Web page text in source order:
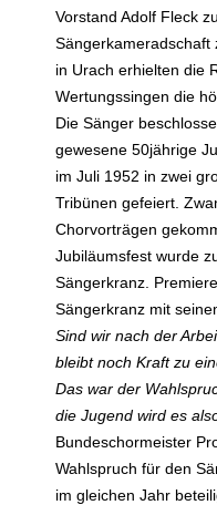
Vorstand Adolf Fleck
Sängerkameradschaft
in Urach erhielten die
Wertungssingen die
Die Sänger
gewesene 50jährige
im Juli 1952 in zwei
Tribünen gefeiert.
Chorvorträgen
Jubiläumsfest wurde
Sängerkranz.
Sängerkranz mit
Sind wir nach der
bleibt noch Kraft zu
Das war der
die Jugend wird es
Bundeschormeister
Wahlspruch für den
im gleichen Jahr